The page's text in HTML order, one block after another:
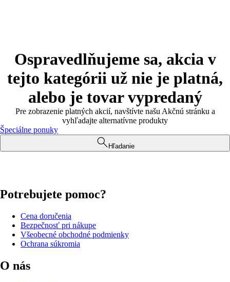
Ospravedlňujeme sa, akcia v
tejto kategórii už nie je platná,
alebo je tovar vypredaný
Pre zobrazenie platných akcií, navštívte našu Akčnú stránku a
vyhľadajte alternatívne produkty
Špeciálne ponuky
Hľadanie
Potrebujete pomoc?
Cena doručenia
Bezpečnosť pri nákupe
Všeobecné obchodné podmienky
Ochrana súkromia
O nás